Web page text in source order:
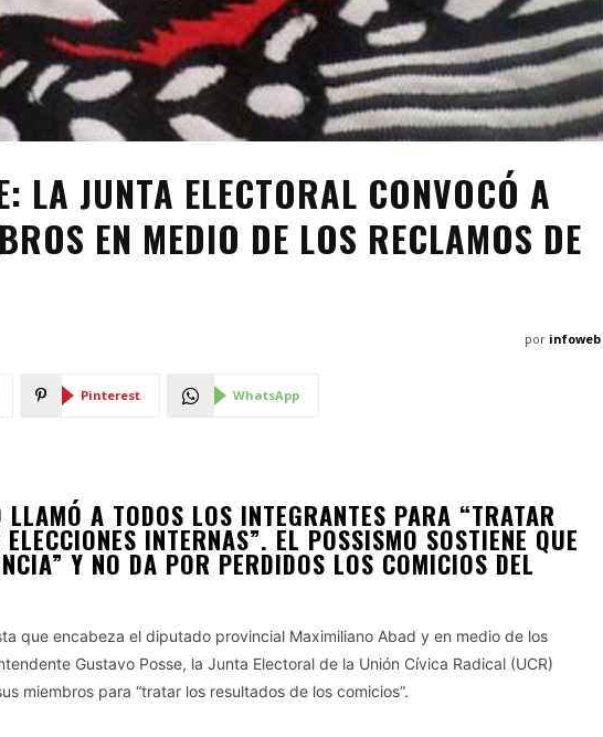
LA JUNTA ELECTORAL CONVOCÓ A
EN MEDIO DE LOS RECLAMOS DE
por infoweb
Pinterest WhatsApp
A TODOS LOS INTEGRANTES PARA “TRATAR
INTERNAS”. EL POSSISMO SOSTIENE QUE
Y NO DA POR PERDIDOS LOS COMICIOS DEL
que encabeza el diputado provincial Maximiliano Abad y en medio de los
Gustavo Posse, la Junta Electoral de la Unión Cívica Radical (UCR)
miembros para “tratar los resultados de los comicios”.